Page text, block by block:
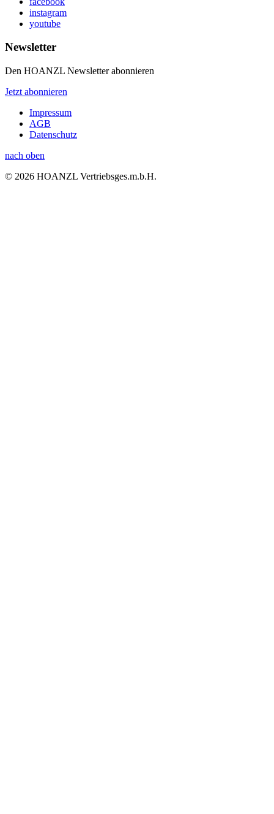
instagram
youtube
Newsletter
Den HOANZL Newsletter abonnieren
Jetzt abonnieren
Impressum
AGB
Datenschutz
nach oben
© 2026 HOANZL Vertriebsges.m.b.H.